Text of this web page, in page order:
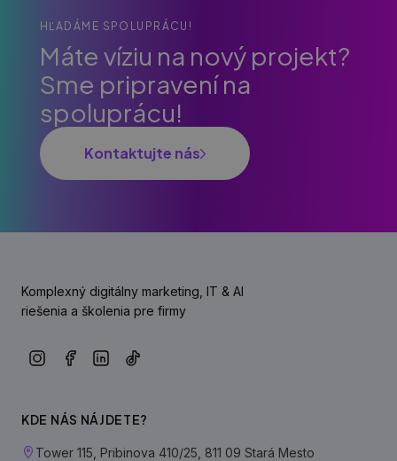
HĽADÁME SPOLUPRÁCU!
Máte víziu na nový projekt?
Sme pripravení na
spoluprácu!
Kontaktujte nás
Komplexný digitálny marketing, IT & AI
riešenia a školenia pre firmy
KDE NÁS NÁJDETE?
Tower 115, Pribinova 410/25, 811 09 Stará Mesto